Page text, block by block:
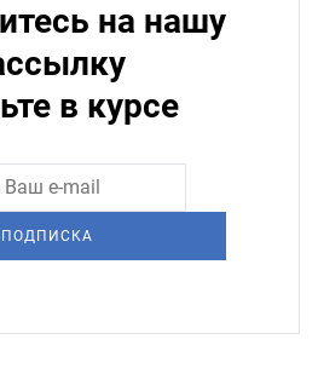
на нашу
в курсе
ПОДПИСКА